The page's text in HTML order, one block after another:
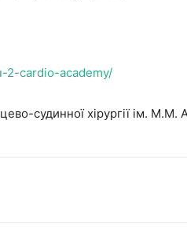
2-cardio-academy/
судинної хірургії ім.